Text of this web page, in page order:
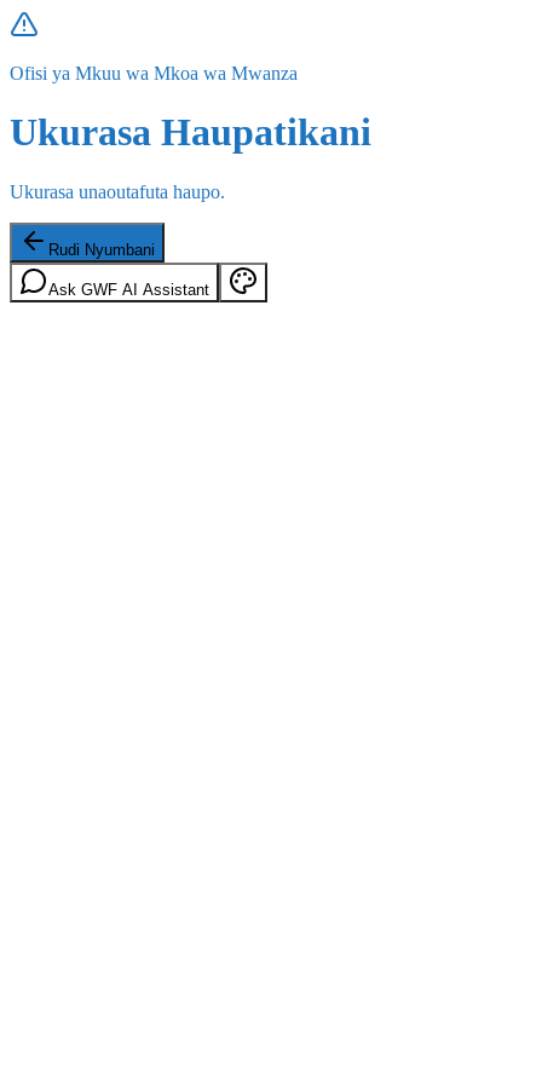
Ofisi ya Mkuu wa Mkoa wa Mwanza
Ukurasa Haupatikani
Ukurasa unaoutafuta haupo.
Rudi Nyumbani
Ask GWF AI Assistant